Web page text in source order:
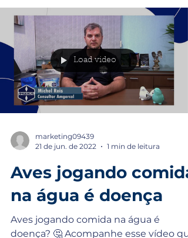
Load video
marketing09439
21 de jun. de 2022
1 min de leitura
Aves jogando comida
na água é doença
Aves jogando comida na água é
doença? 🤔 Acompanhe esse vídeo